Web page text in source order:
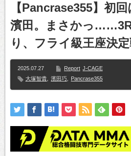
【Pancrase355】初
濱田。まさかっ
り、フライ級王座決
2025.07.27 Report J-CAGE
大塚智貴
濱田巧 Pancrase355